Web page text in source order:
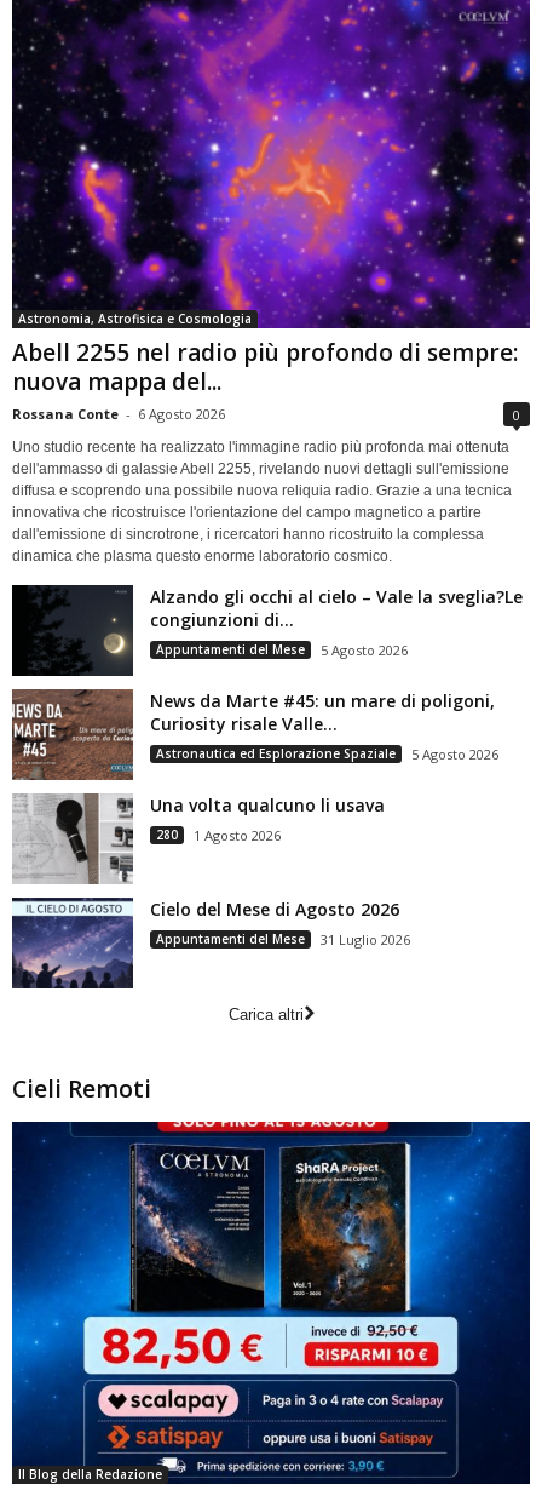
Astronomia, Astrofisica e Cosmologia
Abell 2255 nel radio più profondo di sempre:
nuova mappa del...
Rossana Conte - 6 Agosto 2026 0
Uno studio recente ha realizzato l'immagine radio più profonda mai ottenuta
dell'ammasso di galassie Abell 2255, rivelando nuovi dettagli sull'emissione
diffusa e scoprendo una possibile nuova reliquia radio. Grazie a una tecnica
innovativa che ricostruisce l'orientazione del campo magnetico a partire
dall'emissione di sincrotrone, i ricercatori hanno ricostruito la complessa
dinamica che plasma questo enorme laboratorio cosmico.
Alzando gli occhi al cielo – Vale la sveglia?Le
congiunzioni di...
Appuntamenti del Mese 5 Agosto 2026
News da Marte #45: un mare di poligoni,
Curiosity risale Valle...
Astronautica ed Esplorazione Spaziale 5 Agosto 2026
Una volta qualcuno li usava
280 1 Agosto 2026
Cielo del Mese di Agosto 2026
Appuntamenti del Mese 31 Luglio 2026
Carica altri
Cieli Remoti
Il Blog della Redazione